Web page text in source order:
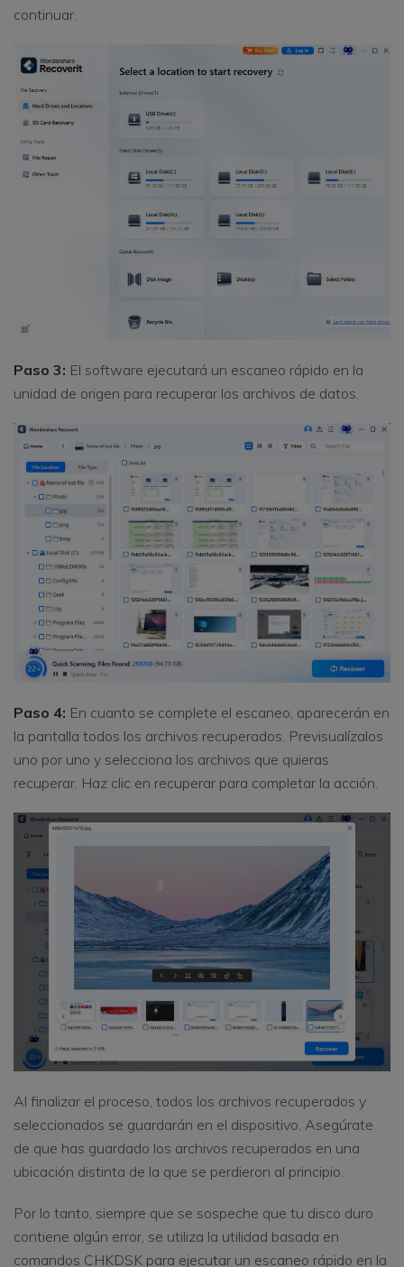
continuar.
Paso 3: El software ejecutará un escaneo rápido en la
unidad de origen para recuperar los archivos de datos.
Paso 4: En cuanto se complete el escaneo, aparecerán en
la pantalla todos los archivos recuperados. Previsualízalos
uno por uno y selecciona los archivos que quieras
recuperar. Haz clic en recuperar para completar la acción.
Al finalizar el proceso, todos los archivos recuperados y
seleccionados se guardarán en el dispositivo. Asegúrate
de que has guardado los archivos recuperados en una
ubicación distinta de la que se perdieron al principio.
Por lo tanto, siempre que se sospeche que tu disco duro
contiene algún error, se utiliza la utilidad basada en
comandos CHKDSK para ejecutar un escaneo rápido en la